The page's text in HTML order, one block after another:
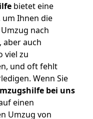
bietet eine
um Ihnen die
nach
aber auch
viel zu
und oft fehlt
Wenn Sie
bei uns
einen
Umzug von